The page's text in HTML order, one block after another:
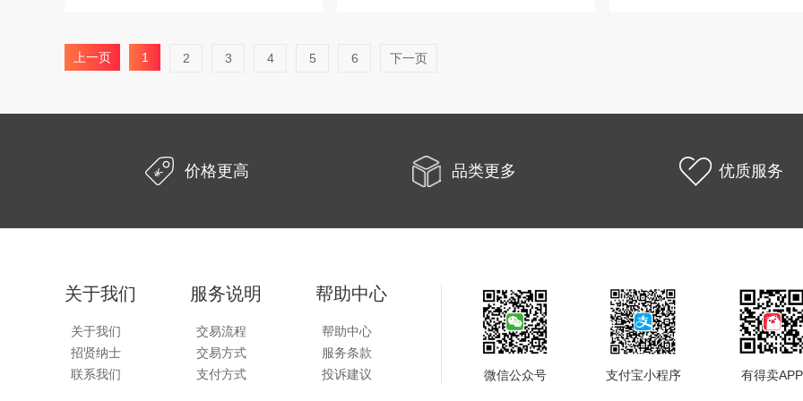
上一页 1 2 3 4 5 6 下一页
价格更高 品类更多 优质服务
关于我们
关于我们
招贤纳士
联系我们
服务说明
交易流程
交易方式
支付方式
帮助中心
帮助中心
服务条款
投诉建议
微信公众号 支付宝小程序 有得卖APP